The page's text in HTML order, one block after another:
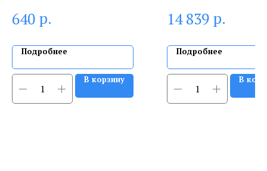
сертифицированный специалист.
640 р.
Подробнее
В корзину
14 839 р.
Подробнее
В